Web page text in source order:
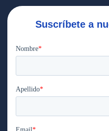
Suscríbete a